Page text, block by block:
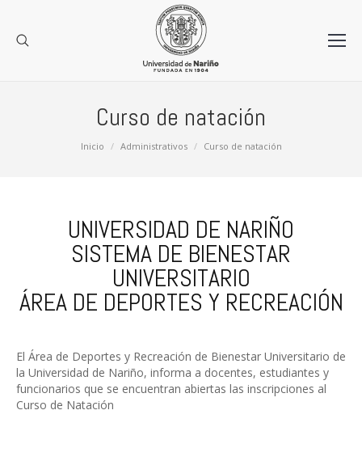
Curso de natación
Inicio Administrativos Curso de natación
UNIVERSIDAD DE NARIÑO
SISTEMA DE BIENESTAR
UNIVERSITARIO
ÁREA DE DEPORTES Y RECREACIÓN
El Área de Deportes y Recreación de Bienestar Universitario de
la Universidad de Nariño, informa a docentes, estudiantes y
funcionarios que se encuentran abiertas las inscripciones al
Curso de Natación